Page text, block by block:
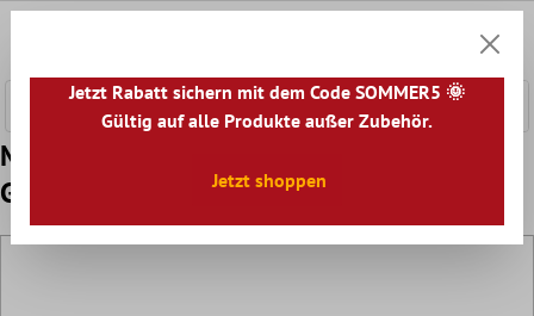
Muster von Wandfliesen Kiowa Glänzend
Gewellt 6x25cm Ocker
Jetzt Rabatt sichern mit dem Code SOMMER5 🌞
Gültig auf alle Produkte außer Zubehör.
Jetzt shoppen